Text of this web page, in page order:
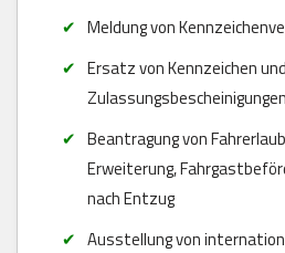
Meldung von
Ersatz von Kennzeichen und
Beantragung von
Erweiterung,
nach Entzug
Ausstellung von